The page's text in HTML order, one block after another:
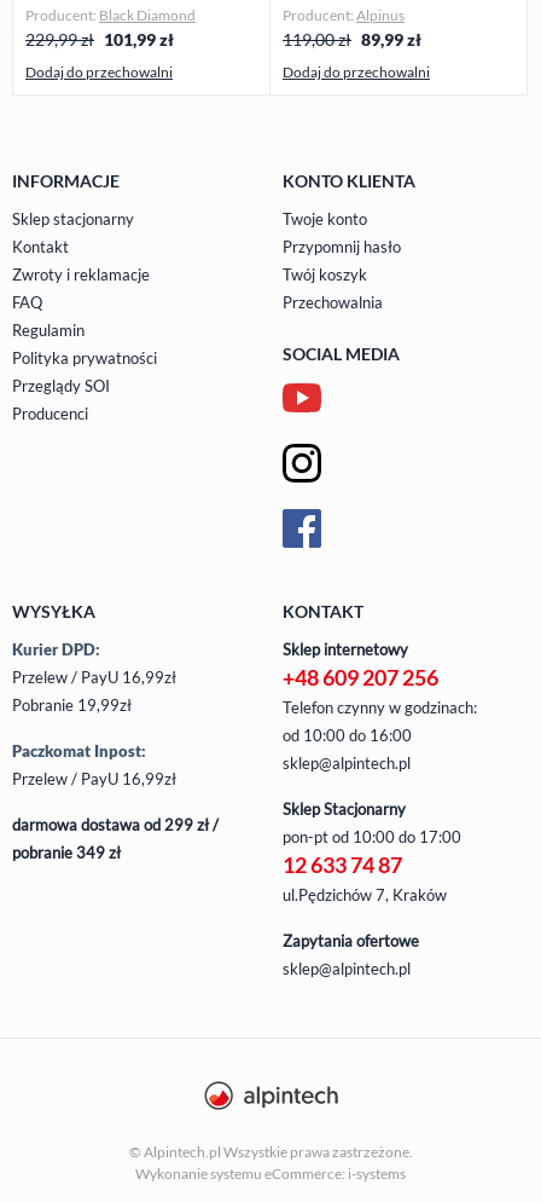
Producent: Black Diamond
229,99 zł 101,99zł
Dodaj do przechowalni
Producent: Alpinus
119,00 zł 89,99zł
Dodaj do przechowalni
INFORMACJE
Sklep stacjonarny
Kontakt
Zwroty i reklamacje
FAQ
Regulamin
Polityka prywatności
Przeglądy SOI
Producenci
KONTO KLIENTA
Twoje konto
Przypomnij hasło
Twój koszyk
Przechowalnia
SOCIAL MEDIA
WYSYŁKA
Kurier DPD:
Przelew / PayU 16,99zł
Pobranie 19,99zł
Paczkomat Inpost:
Przelew / PayU 16,99zł
darmowa dostawa od 299 zł /
pobranie 349 zł
KONTAKT
Sklep internetowy
+48 609 207 256
Telefon czynny w godzinach:
od 10:00 do 16:00
sklep@alpintech.pl
Sklep Stacjonarny
pon-ptod 10:00 do 17:00
12 633 74 87
ul.Pędzichów 7, Kraków
Zapytania ofertowe
sklep@alpintech.pl
© Alpintech.pl Wszystkie prawa zastrzeżone.
Wykonanie systemu eCommerce: i-systems